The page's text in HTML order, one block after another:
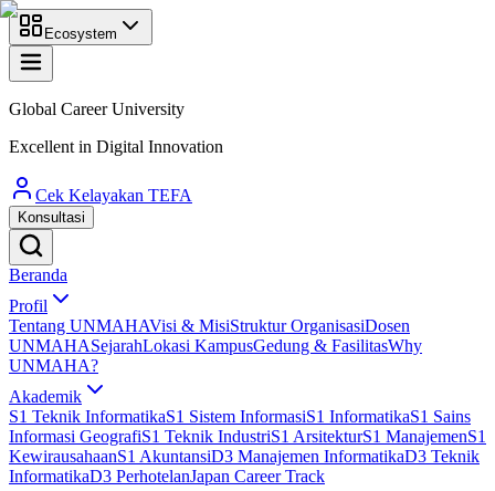
Ecosystem
Global Career University
Excellent in Digital Innovation
Cek Kelayakan TEFA
Konsultasi
Beranda
Profil
Tentang UNMAHAVisi & MisiStruktur OrganisasiDosen
UNMAHASejarahLokasi KampusGedung & FasilitasWhy
UNMAHA?
Akademik
S1 Teknik InformatikaS1 Sistem InformasiS1 InformatikaS1 Sains
Informasi GeografiS1 Teknik IndustriS1 ArsitekturS1 ManajemenS1
KewirausahaanS1 AkuntansiD3 Manajemen InformatikaD3 Teknik
InformatikaD3 PerhotelanJapan Career Track